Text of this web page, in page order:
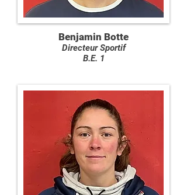
Benjamin Botte
Directeur Sportif
B.E. 1